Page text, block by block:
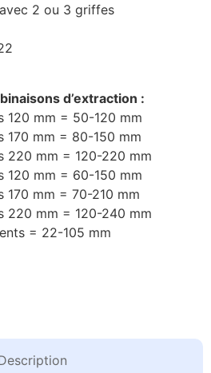
2 ou 3 griffes
d’extraction :
mm = 50-120 mm
mm = 80-150 mm
220 mm = 120-220 mm
mm = 60-150 mm
mm = 70-210 mm
220 mm = 120-240 mm
= 22-105 mm